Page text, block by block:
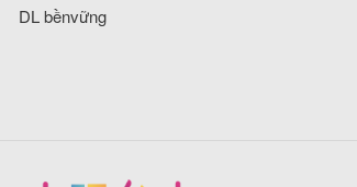
DL bềnvững